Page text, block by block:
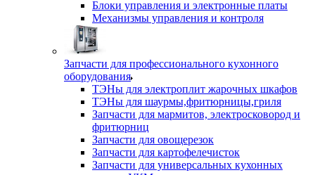
Блоки управления и электронные платы
Механизмы управления и контроля
Запчасти для профессионального кухонного
оборудования
ТЭНы для электроплит жарочных шкафов
ТЭНы для шаурмы,фритюрницы,гриля
Запчасти для мармитов, электросковород и
фритюрниц
Запчасти для овощерезок
Запчасти для картофелечисток
Запчасти для универсальных кухонных